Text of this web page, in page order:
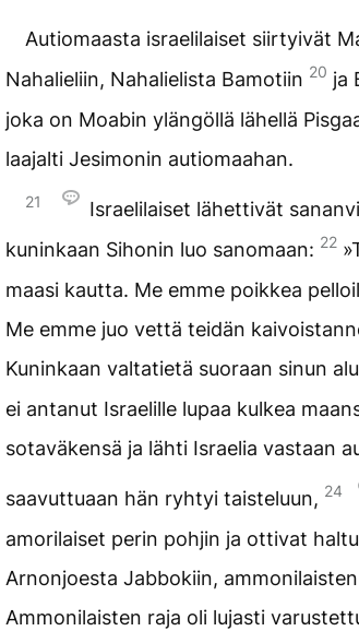
Autiomaasta israelilaiset siirtyivät
Nahalieliin, Nahalielista Bamotiin 20 ja
joka on Moabin ylängöllä lähellä
laajalti Jesimonin autiomaahan.
21
Israelilaiset lähettivät
kuninkaan Sihonin luo sanomaan: 22
maasi kautta. Me emme poikkea
Me emme juo vettä teidän
Kuninkaan valtatietä suoraan sinun
ei antanut Israelille lupaa kulkea
sotaväkensä ja lähti Israelia vastaan
saavuttuaan hän ryhtyi taisteluun, 24
amorilaiset perin pohjin ja ottivat
Arnonjoesta Jabbokiin,
Ammonilaisten raja oli lujasti